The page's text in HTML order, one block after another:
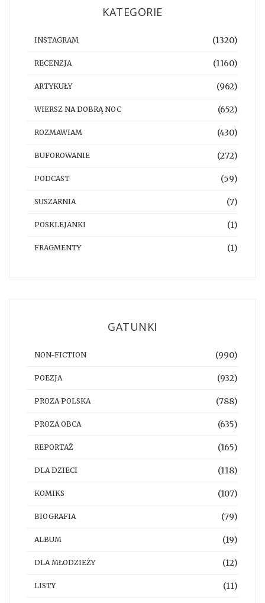
KATEGORIE
INSTAGRAM (1320)
RECENZJA (1160)
ARTYKUŁY (962)
WIERSZ NA DOBRĄ NOC (652)
ROZMAWIAM (430)
BUFOROWANIE (272)
PODCAST (59)
SUSZARNIA (7)
POSKLEJANKI (1)
FRAGMENTY (1)
GATUNKI
NON-FICTION (990)
POEZJA (932)
PROZA POLSKA (788)
PROZA OBCA (635)
REPORTAŻ (165)
DLA DZIECI (118)
KOMIKS (107)
BIOGRAFIA (79)
ALBUM (19)
DLA MŁODZIEŻY (12)
LISTY (11)